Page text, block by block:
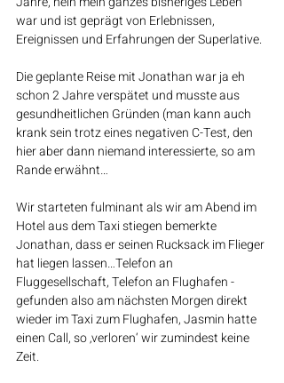
war und ist geprägt von Erlebnissen,
Ereignissen und Erfahrungen der Superlative.
Die geplante Reise mit Jonathan war ja eh
schon 2 Jahre verspätet und musste aus
gesundheitlichen Gründen (man kann auch
krank sein trotz eines negativen C-Test, den
hier aber dann niemand interessierte, so am
Rande erwähnt…
Wir starteten fulminant als wir am Abend im
Hotel aus dem Taxi stiegen bemerkte
Jonathan, dass er seinen Rucksack im Flieger
hat liegen lassen…Telefon an
Fluggesellschaft, Telefon an Flughafen -
gefunden also am nächsten Morgen direkt
wieder im Taxi zum Flughafen, Jasmin hatte
einen Call, so ‚verloren‘ wir zumindest keine
Zeit.